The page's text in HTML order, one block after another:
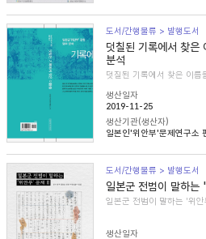
도서/간행물류 > 발행도서
덧칠된 기록에서 찾
분석
덧칠된 기록에서 찾은 이
생산일자
2019-11-25
생산기관(생산자)
도서/간행물류 > 발행도서
일본군 전범이 말하
일본군 전범이 말하는 '위
생산일자